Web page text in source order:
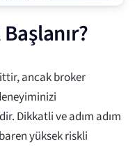
ancak broker
Dikkatli ve adım adım
yüksek riskli